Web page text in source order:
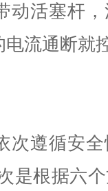
动活塞杆
流通断就
次遵循安
是根据六